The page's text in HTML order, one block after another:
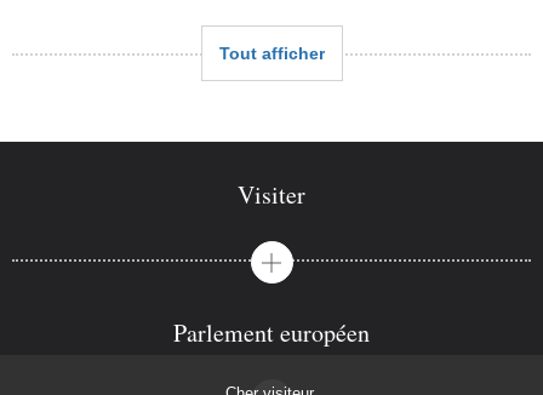
Tout afficher
Visiter
Parlement européen